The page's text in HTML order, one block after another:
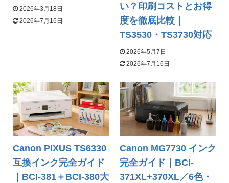
2026年3月18日
2026年7月16日
い？印刷コストとお得
度を徹底比較｜
TS3530・TS3730対応
2026年5月7日
2026年7月16日
Canon PIXUS TS6330
互換インク完全ガイド
｜BCI-381＋BCI-380大
Canon MG7730 インク
完全ガイド｜BCI-
371XL+370XL／6色・